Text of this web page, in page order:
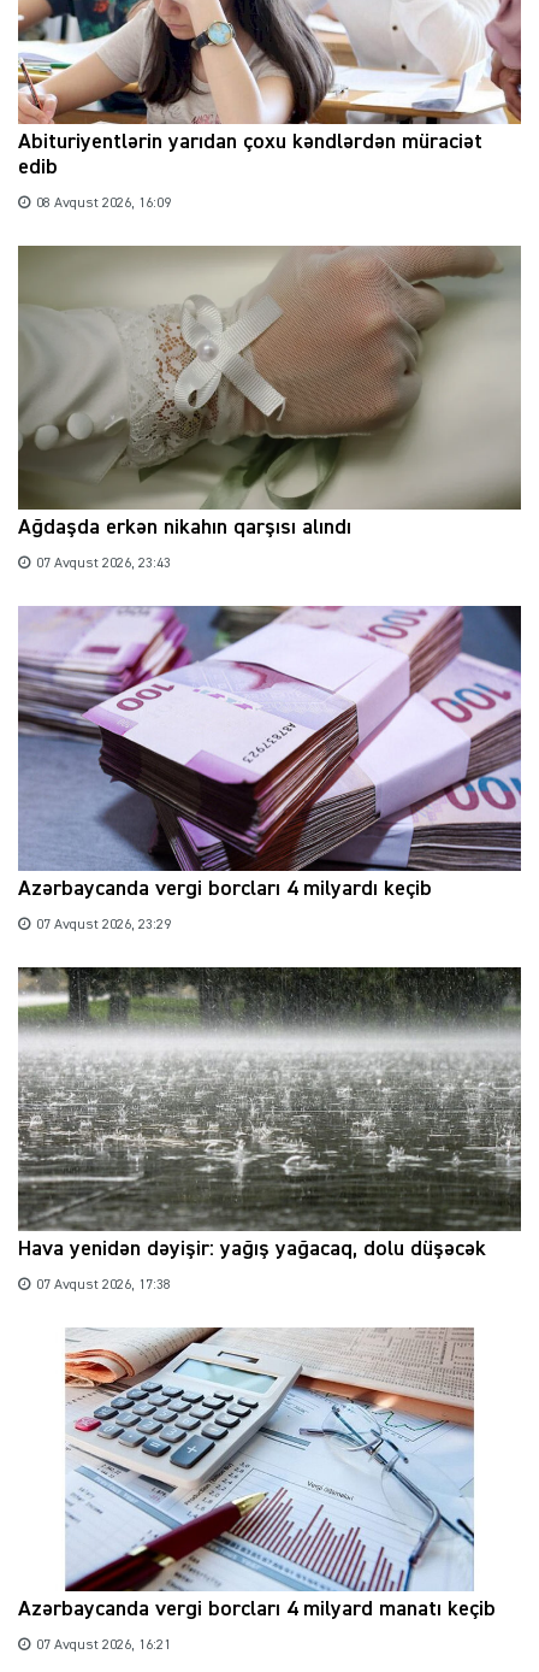
Abituriyentlərin yarıdan çoxu kəndlərdən müraciət
edib
08 Avqust 2026, 16:09
Ağdaşda erkən nikahın qarşısı alındı
07 Avqust 2026, 23:43
Azərbaycanda vergi borcları 4 milyardı keçib
07 Avqust 2026, 23:29
Hava yenidən dəyişir: yağış yağacaq, dolu düşəcək
07 Avqust 2026, 17:38
Azərbaycanda vergi borcları 4 milyard manatı keçib
07 Avqust 2026, 16:21